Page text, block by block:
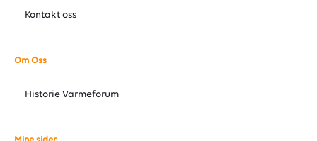
Kontakt oss
Om Oss
Historie Varmeforum